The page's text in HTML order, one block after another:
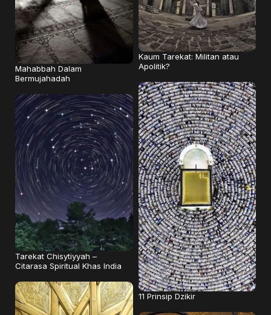
Mahabbah Dalam
Bermujahadah
Kaum Tarekat: Militan atau
Apolitik?
Tarekat Chisytiyyah –
Citarasa Spiritual Khas India
11 Prinsip Dzikir